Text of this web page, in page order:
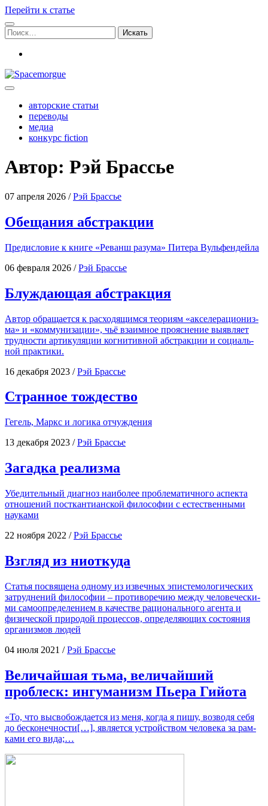
Перейти к статье
Поиск:
Spacemorgue
авторские статьи
переводы
медиа
конкурс fiction
Автор: Рэй Брассье
07 апреля 2026 /Рэй Брассье
Обещания абстракции
Пре­ди­сло­вие к кни­ге «Реванш разу­ма» Пите­ра Вульфендейла
06 февраля 2026 /Рэй Брассье
Блуждающая абстракция
Автор обра­ща­ет­ся к рас­хо­дя­щим­ся тео­ри­ям «аксе­ле­ра­ци­о­низ­
ма» и «ком­му­ни­за­ции», чьё вза­им­ное про­яс­не­ние выяв­ля­ет
труд­но­сти арти­ку­ля­ции когни­тив­ной абстрак­ции и соци­аль­
ной практики.
16 декабря 2023 /Рэй Брассье
Странное тождество
Гегель, Маркс и логи­ка отчуждения
13 декабря 2023 /Рэй Брассье
Загадка реализма
Убе­ди­тель­ный диа­гноз наи­бо­лее про­бле­ма­тич­но­го аспек­та
отно­ше­ний посткан­ти­ан­ской фило­со­фии с есте­ствен­ны­ми
науками
22 ноября 2022 /Рэй Брассье
Взгляд из ниоткуда
Ста­тья посвя­ще­на одно­му из извеч­ных эпи­сте­мо­ло­ги­че­ских
затруд­не­ний фило­со­фии – про­ти­во­ре­чию меж­ду чело­ве­че­ски­
ми само­опре­де­ле­ни­ем в каче­стве раци­о­наль­но­го аген­та и
физи­че­ской при­ро­дой про­цес­сов, опре­де­ля­ю­щих состо­я­ния
орга­низ­мов людей
04 июля 2021 /Рэй Брассье
Величайшая тьма, величайший
проблеск: ингуманизм Пьера Гийота
«То, что высво­бож­да­ет­ся из меня, когда я пишу, воз­во­дя себя
до бес­ко­неч­но­сти[…], явля­ет­ся устрой­ством чело­ве­ка за рам­
ка­ми его вида;…